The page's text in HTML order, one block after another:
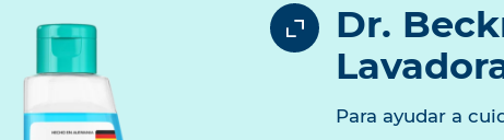
Dr.
Para ayudar a